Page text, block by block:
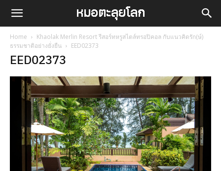
Home
Khaolak Merlin Resort รีสอร์ทหรูสไตล์ทรอปิคอล กับแนวคิดรัก(ษ์)
ธรรมชาติอย่างยั่งยืน
EED02373
EED02373